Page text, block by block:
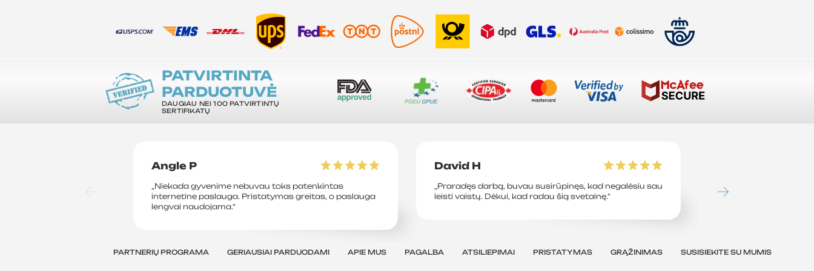
PATVIRTINTA
PARDUOTUVĖ
DAUGIAU NEI 100 PATVIRTINTŲ
SERTIFIKATŲ
Angle P
„Niekada gyvenime nebuvau toks patenkintas
internetine paslauga. Pristatymas greitas, o paslauga
lengvai naudojama.“
David H
„Praradęs darbą, buvau susirūpinęs, kad negalėsiu sau
leisti vaistų. Dėkui, kad radau šią svetainę.“
„Tiesiog sutaupiau
perėjęs prie šios
PARTNERIŲ PROGRAMA GERIAUSIAI PARDUODAMI APIE MUS PAGALBA ATSILIEPIMAI PRISTATYMAS GRĄŽINIMAS SUSISIEKITE SU MUMIS